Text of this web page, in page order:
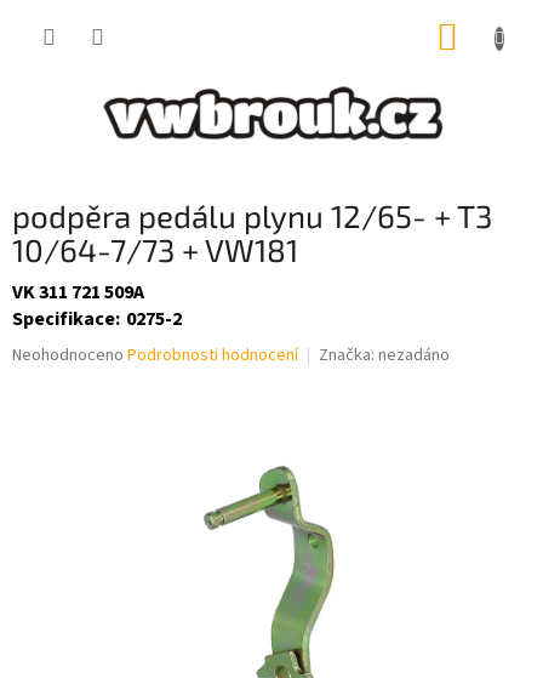
podpěra pedálu plynu 12/65- + T3
10/64-7/73 + VW181
VK 311 721 509A
Specifikace: 0275-2
Průměrné
Neohodnoceno Podrobnosti hodnocení Značka: nezadáno